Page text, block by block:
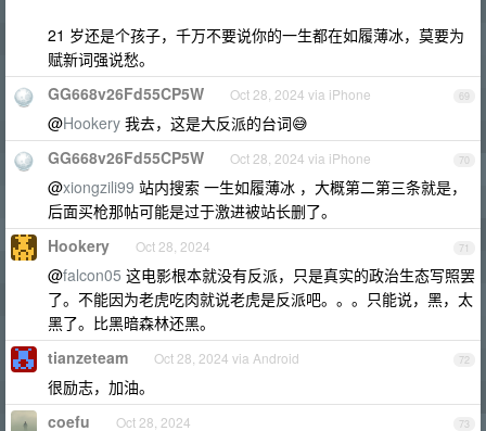
21 岁还是个孩子，千万不要说你的一生都在如履薄冰，莫要为
赋新词强说愁。
69
GG668v26Fd55CP5W Oct 28, 2024 via iPhone
@Hookery 我去，这是大反派的台词😅
70
GG668v26Fd55CP5W Oct 28, 2024 via iPhone
@xiongzili99 站内搜索 一生如履薄冰 ，大概第二第三条就是，
后面买枪那帖可能是过于激进被站长删了。
71
Hookery Oct 28, 2024
@falcon05 这电影根本就没有反派，只是真实的政治生态写照罢
了。不能因为老虎吃肉就说老虎是反派吧。。。只能说，黑，太
黑了。比黑暗森林还黑。
72
tianzeteam Oct 28, 2024 via Android
很励志，加油。
73
coefu Oct 28, 2024